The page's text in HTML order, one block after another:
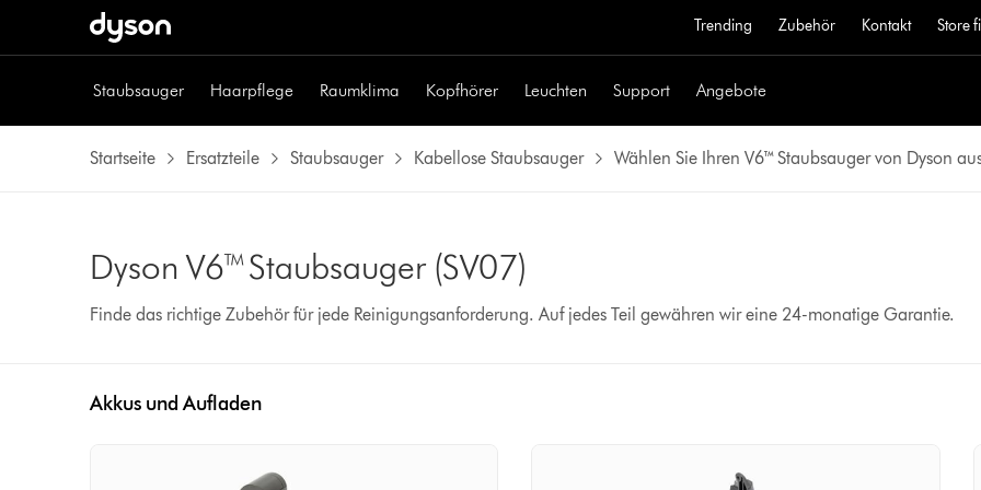
Trending Zubehör Kontakt Store
Staubsauger Haarpflege Raumklima Kopfhörer Leuchten Support Angebote
Startseite Ersatzteile Staubsauger Kabellose Staubsauger Wählen Sie Ihren V6™ Staubsauger von Dyson
Dyson V6™ Staubsauger (SV07)
Finde das richtige Zubehör für jede Reinigungsanforderung. Auf jedes Teil gewähren wir eine 24-monatige Garantie.
Akkus und Aufladen